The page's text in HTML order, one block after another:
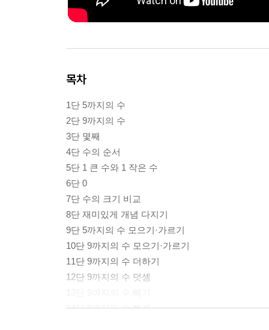
목차
1단 5까지의 수
2단 9까지의 수
3단 몇째
4단 수의 순서
5단 1 큰 수와 1 작은 수
6단 0
7단 수의 크기 비교
8단 재미있게 개념 다지기
9단 5까지의 수 모으기·가르기
10단 9까지의 수 모으기·가르기
11단 9까지의 수 더하기
12단 9까지의 수 덧셈
14단 9까지의 수 뺄셈